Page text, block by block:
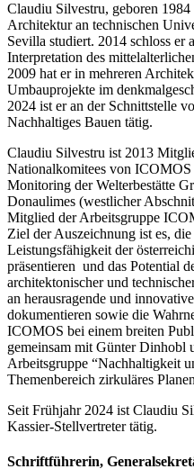
Claudiu Silvestru, geboren
Architektur an technischen
Sevilla studiert. 2014 schloss
Interpretation des
2009 hat er in mehreren
Umbauprojekte im
2024 ist er an der Schnittstelle
Nachhaltiges Bauen tätig.
Claudiu Silvestru ist 2013
Nationalkomitees von
Monitoring der Welterbestätte
Donaulimes (westlicher
Mitglied der Arbeitsgruppe
Ziel der Auszeichnung ist es,
Leistungsfähigkeit der
präsentieren und das Potential
architektonischer und
an herausragende und
dokumentieren sowie die
ICOMOS bei einem breiten
gemeinsam mit Günter Dinhobl
Arbeitsgruppe “Nachhaltigkeit
Themenbereich zirkuläres
Seit Frühjahr 2024 ist Claudiu
Kassier-Stellvertreter tätig.
Schriftführerin,